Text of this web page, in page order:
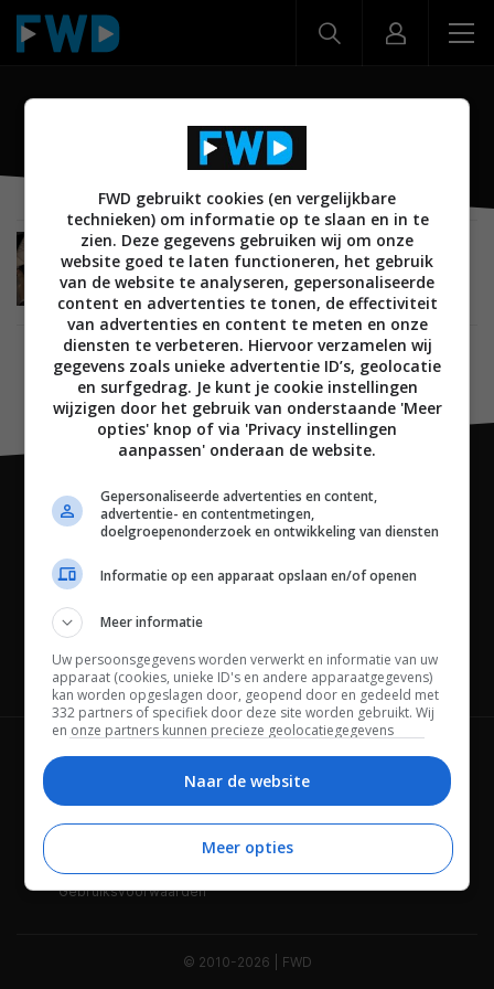
Rollable
NIEUWS MOBILE ANDROID
SMARTPHONES
12 JANUARI 2021
LG kondigt LG Rollable aan: smartphone met
uitrolbaar scherm
Channels
Wie is FWD Privacybeleid
Adverteren Contact
Gebruiksvoorwaarden
© 2010-2026 | FWD
FWD gebruikt cookies (en vergelijkbare
technieken) om informatie op te slaan en in te
zien. Deze gegevens gebruiken wij om onze
website goed te laten functioneren, het gebruik
van de website te analyseren, gepersonaliseerde
content en advertenties te tonen, de effectiviteit
van advertenties en content te meten en onze
diensten te verbeteren. Hiervoor verzamelen wij
gegevens zoals unieke advertentie ID’s, geolocatie
en surfgedrag. Je kunt je cookie instellingen
wijzigen door het gebruik van onderstaande 'Meer
opties' knop of via 'Privacy instellingen
aanpassen' onderaan de website.
Gepersonaliseerde advertenties en content,
advertentie- en contentmetingen,
doelgroepenonderzoek en ontwikkeling van diensten
Informatie op een apparaat opslaan en/of openen
Meer informatie
Uw persoonsgegevens worden verwerkt en informatie van uw
apparaat (cookies, unieke ID's en andere apparaatgegevens)
kan worden opgeslagen door, geopend door en gedeeld met
332 partners of specifiek door deze site worden gebruikt. Wij
en onze partners kunnen precieze geolocatiegegevens
Bepaalde leveranciers kunnen uw persoonsgegevens
beheren. Zoek onderaan deze pagina of in het sitemenu naar
een link om uw toestemming te beheren of in te trekken via de
privacy- en cookie-instellingen.
Naar de website
Meer opties